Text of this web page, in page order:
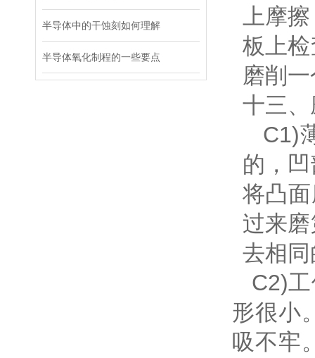
半导体中的干蚀刻如何理解
半导体氧化制程的一些要点
上摩
板上
磨削
十三
C1)
的，
将凸
过来
去相
C2)工
形很小
吸不牢